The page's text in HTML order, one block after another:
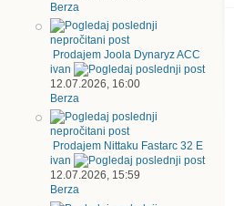
Berza
Prodajem Joola Dynaryz ACC
ivan
12.07.2026, 16:00
Berza
Prodajem Nittaku Fastarc 32 E
ivan
12.07.2026, 15:59
Berza